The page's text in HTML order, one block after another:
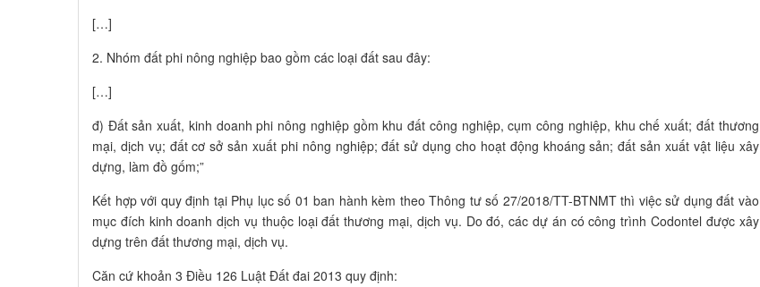
[…]
2. Nhóm đất phi nông nghiệp bao gồm các loại đất sau đây:
[…]
đ) Đất sản xuất, kinh doanh phi nông nghiệp gồm khu đất công nghiệp, cụm công nghiệp, khu chế xuất; đất thương
mại, dịch vụ; đất cơ sở sản xuất phi nông nghiệp; đất sử dụng cho hoạt động khoáng sản; đất sản xuất vật liệu xây
dựng, làm đồ gốm;”
Kết hợp với quy định tại Phụ lục số 01 ban hành kèm theo Thông tư số 27/2018/TT-BTNMT thì việc sử dụng đất vào
mục đích kinh doanh dịch vụ thuộc loại đất thương mại, dịch vụ. Do đó, các dự án có công trình Codontel được xây
dựng trên đất thương mại, dịch vụ.
Căn cứ khoản 3 Điều 126 Luật Đất đai 2013 quy định: